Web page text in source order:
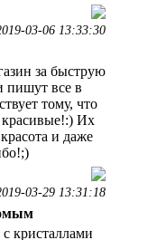
03-06 13:33:30
за быструю
пишут все в
тому, что
красивые!:) Их
и даже
03-29 13:31:18
кристаллами